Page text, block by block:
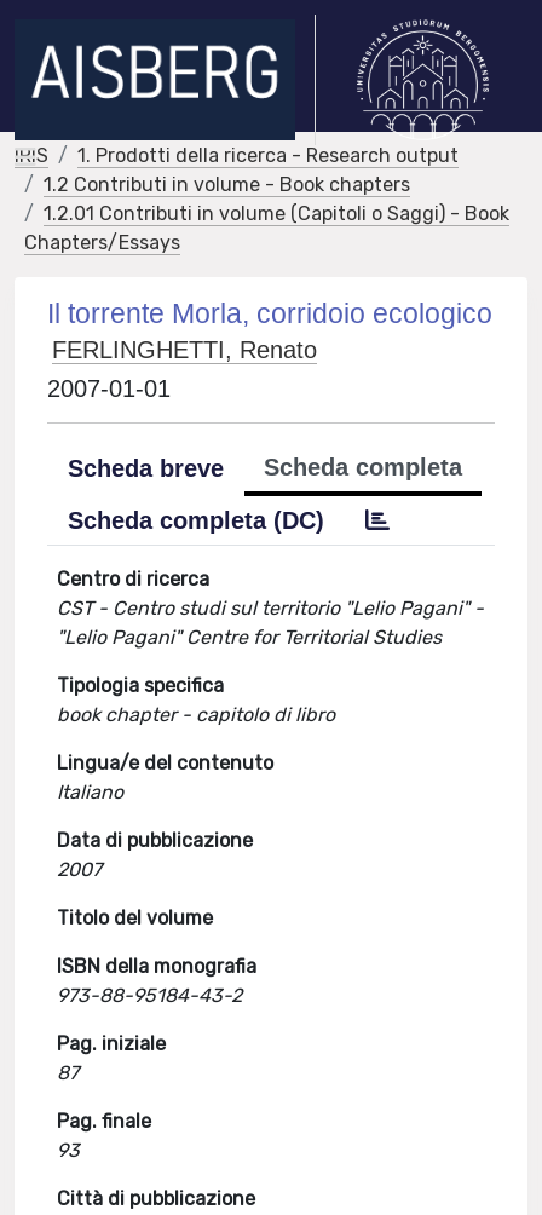
IRIS
1. Prodotti della ricerca - Research output
1.2 Contributi in volume - Book chapters
1.2.01 Contributi in volume (Capitoli o Saggi) - Book
Chapters/Essays
Il torrente Morla, corridoio ecologico
FERLINGHETTI, Renato
2007-01-01
Scheda breve
Scheda completa
Scheda completa (DC)
Centro di ricerca
CST - Centro studi sul territorio "Lelio Pagani" -
"Lelio Pagani" Centre for Territorial Studies
Tipologia specifica
book chapter - capitolo di libro
Lingua/e del contenuto
Italiano
Data di pubblicazione
2007
Titolo del volume
ISBN della monografia
973-88-95184-43-2
Pag. iniziale
87
Pag. finale
93
Città di pubblicazione